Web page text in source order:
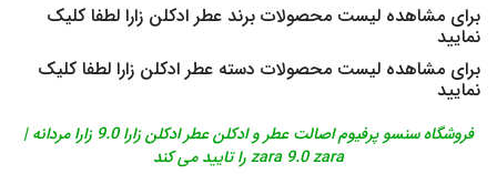
برای مشاهده لیست محصولات برند عطر ادکلن زارا لطفا کلیک
نمایید
برای مشاهده لیست محصولات دسته عطر ادکلن زارا لطفا کلیک
نمایید
فروشگاه سنسو پرفیوم اصالت عطر و ادکلن عطر ادکلن زارا 9.0 زارا مردانه |
zara 9.0 zara را تایید می کند